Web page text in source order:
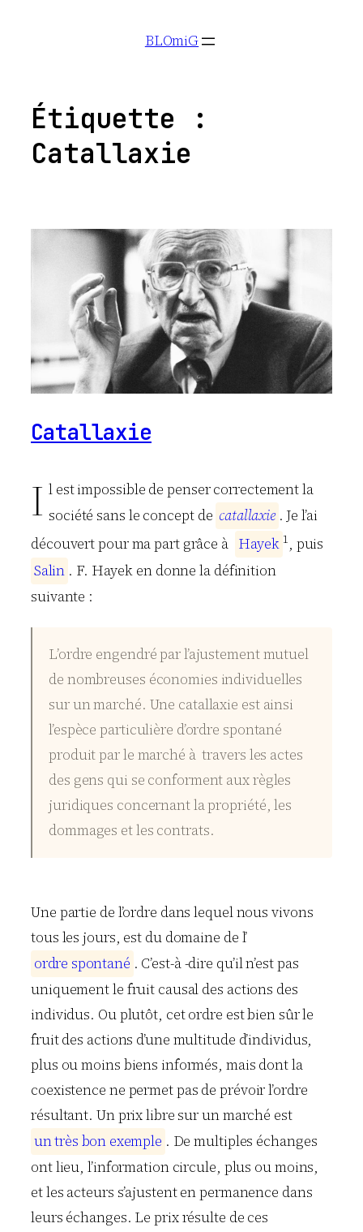
BLOmiG
Étiquette :
Catallaxie
Catallaxie
I l est impossible de penser correctement la
société sans le concept de catallaxie . Je l’ai
découvert pour ma part grâce à Hayek 1, puis
Salin . F. Hayek en donne la définition
suivante :
L’ordre engendré par l’ajustement mutuel
de nombreuses économies individuelles
sur un marché. Une catallaxie est ainsi
l’espèce particulière d’ordre spontané
produit par le marché à travers les actes
des gens qui se conforment aux règles
juridiques concernant la propriété, les
dommages et les contrats.
Une partie de l’ordre dans lequel nous vivons
tous les jours, est du domaine de l’
ordre spontané . C’est-à -dire qu’il n’est pas
uniquement le fruit causal des actions des
individus. Ou plutôt, cet ordre est bien sûr le
fruit des actions d’une multitude d’individus,
plus ou moins biens informés, mais dont la
coexistence ne permet pas de prévoir l’ordre
résultant. Un prix libre sur un marché est
untrès bon exemple . De multiples échanges
ont lieu, l’information circule, plus ou moins,
et les acteurs s’ajustent en permanence dans
leurs échanges. Le prix résulte de ces